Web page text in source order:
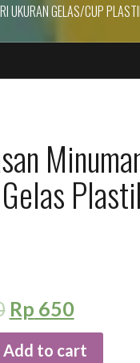
UKURAN GELAS/CUP
Rp 650
Add to cart